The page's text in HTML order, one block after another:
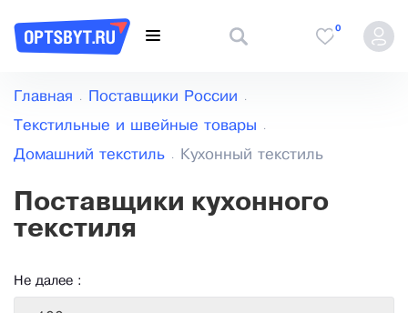
0
Главная Поставщики России
Текстильные и швейные товары
Домашний текстиль Кухонный текстиль
Поставщики кухонного
текстиля
Не далее :